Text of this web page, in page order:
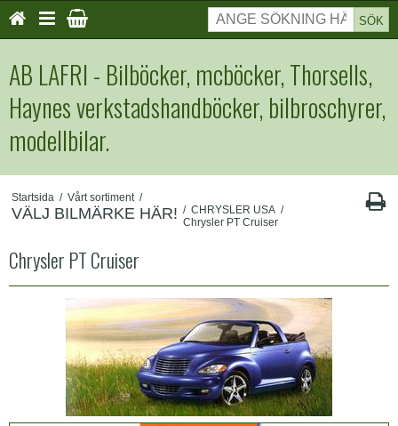
SÖK
AB LAFRI - Bilböcker, mcböcker, Thorsells,
Haynes verkstadshandböcker, bilbroschyrer,
modellbilar.
Startsida / Vårt sortiment /
VÄLJ BILMÄRKE HÄR! / CHRYSLER USA /
Chrysler PT Cruiser
Chrysler PT Cruiser